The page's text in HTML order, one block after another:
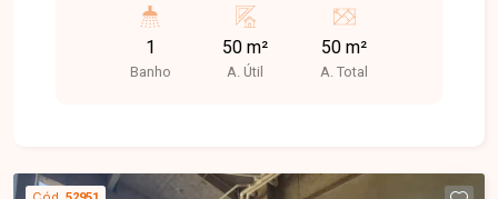
principais avenidas da cidade, a região possui
intenso fluxo de pessoas, ampla oferta de
comércios e serviços, além de estar próxima ao
composta por amplo espaço interno e 1 banheiro.
1
Banho
50 m²
A. Útil
50 m²
A. Total